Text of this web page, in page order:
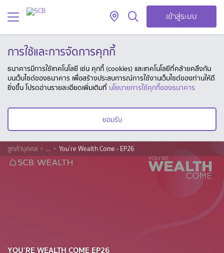
เข้าสู่ระบบ
การใช้และการจัดการคุกกี้
ธนาคารมีการใช้เทคโนโลยี เช่น คุกกี้ (cookies) และเทคโนโลยีที่คล้ายคลึงกัน
บนเว็บไซต์ของธนาคาร เพื่อสร้างประสบการณ์การใช้งานเว็บไซต์ของท่านให้ดี
ยิ่งขึ้น โปรดอ่านรายละเอียดเพิ่มเติมที่ นโยบายการใช้คุกกี้ของธนาคาร
ยอมรับ
ลูกค้าบุคคล ... You’re Wealth Come - EP26
YOU’RE WEALTH COME EP26